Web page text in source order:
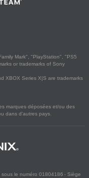
Mark", "PlayStation", "PS5
or trademarks of Sony
XBOX Series X|S are trademarks
marques déposées et/ou des
dans d'autres pays.
le numéro 01804186 - Siège